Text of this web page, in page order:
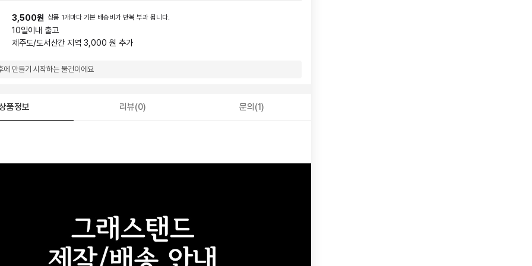
3,500원 상품 1개마다 기본 배송비가 반복 부과 됩니다.
10일이내 출고
제주도/도서산간 지역 3,000 원 추가
에 만들기 시작하는 물건이에요
품정보 리뷰(0) 문의(1)